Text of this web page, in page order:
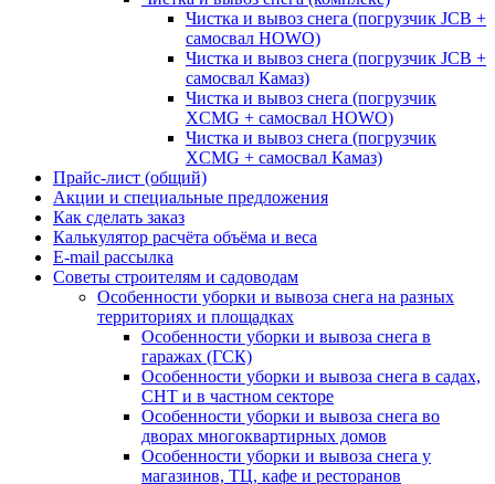
Чистка и вывоз снега (погрузчик JCB +
самосвал HOWO)
Чистка и вывоз снега (погрузчик JCB +
самосвал Камаз)
Чистка и вывоз снега (погрузчик
XCMG + самосвал HOWO)
Чистка и вывоз снега (погрузчик
XCMG + самосвал Камаз)
Прайс-лист (общий)
Акции и специальные предложения
Как сделать заказ
Калькулятор расчёта объёма и веса
E-mail рассылка
Советы строителям и садоводам
Особенности уборки и вывоза снега на разных
территориях и площадках
Особенности уборки и вывоза снега в
гаражах (ГСК)
Особенности уборки и вывоза снега в садах,
СНТ и в частном секторе
Особенности уборки и вывоза снега во
дворах многоквартирных домов
Особенности уборки и вывоза снега у
магазинов, ТЦ, кафе и ресторанов